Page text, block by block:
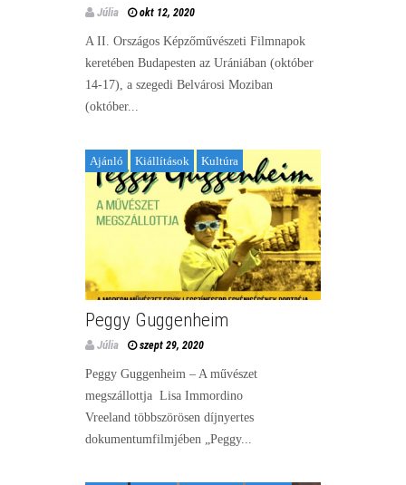
Júlia okt 12, 2020
A II. Országos Képzőművészeti Filmnapok
keretében Budapesten az Urániában (október
14-17), a szegedi Belvárosi Moziban
(október...
Ajánló Kiállítások Kultúra
Peggy Guggenheim
Júlia szept 29, 2020
Peggy Guggenheim – A művészet
megszállottja Lisa Immordino
Vreeland többszörösen díjnyertes
dokumentumfilmjében „Peggy...